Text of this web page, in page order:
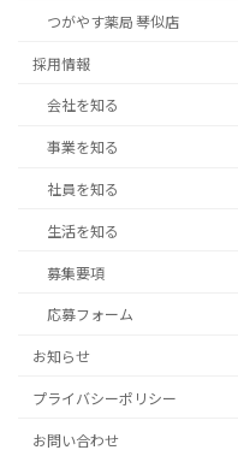
つがやす薬局 琴似店
採用情報
会社を知る
事業を知る
社員を知る
生活を知る
募集要項
応募フォーム
お知らせ
プライバシーポリシー
お問い合わせ